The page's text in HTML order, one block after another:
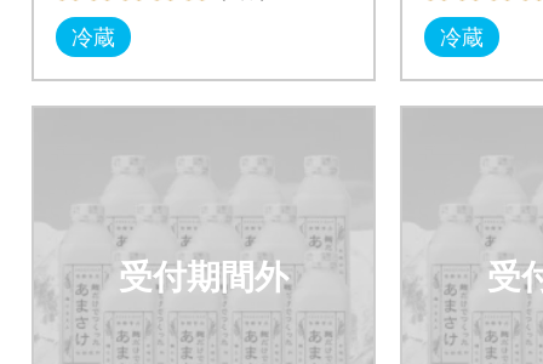
冷蔵 冷蔵
受付期間外 受